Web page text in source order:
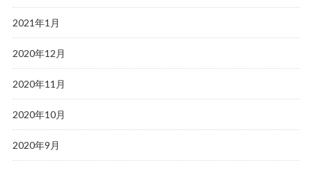
2021年1月
2020年12月
2020年11月
2020年10月
2020年9月